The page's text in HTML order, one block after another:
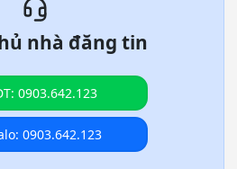
nhà đăng tin
0903.642.123
0903.642.123